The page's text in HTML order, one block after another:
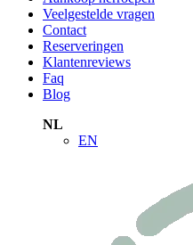
Veelgestelde vragen
Contact
Reserveringen
Klantenreviews
Faq
Blog
NL
EN